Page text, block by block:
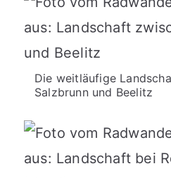
Die weitläufige
Salzbrunn und Beelitz